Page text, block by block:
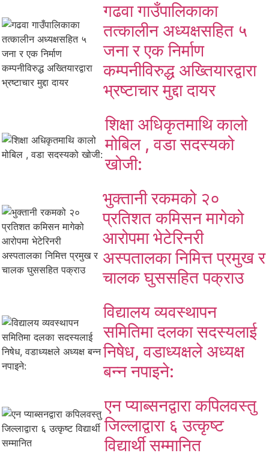
गढवा गाउँपालिकाका
तत्कालीन अध्यक्षसहित ५
जना र एक निर्माण
कम्पनीविरुद्ध अख्तियारद्वारा
भ्रष्टाचार मुद्दा दायर
शिक्षा अधिकृतमाथि कालो
मोबिल , वडा सदस्यको
खोजी:
भुक्तानी रकमको २०
प्रतिशत कमिसन मागेको
आरोपमा भेटेरिनरी
अस्पतालका निमित्त प्रमुख र
चालक घुससहित पक्राउ
विद्यालय व्यवस्थापन
समितिमा दलका सदस्यलाई
निषेध, वडाध्यक्षले अध्यक्ष
बन्न नपाइने:
एन प्याब्सनद्वारा कपिलवस्तु
जिल्लाद्वारा ६ उत्कृष्ट
विद्यार्थी सम्मानित